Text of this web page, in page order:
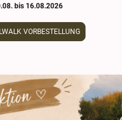
bis 16.08.2026
VORBESTELLUNG